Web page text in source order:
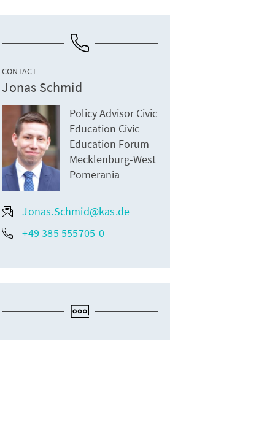
CONTACT
Jonas Schmid
Policy Advisor Civic
Education Civic
Education Forum
Mecklenburg-West
Pomerania
Jonas.Schmid@kas.de
+49 385 555705-0